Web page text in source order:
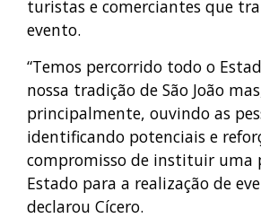
turistas e comerciantes que
evento.
“Temos percorrido todo o
nossa tradição de São João
principalmente, ouvindo as
identificando potenciais e
compromisso de instituir uma
Estado para a realização de
declarou Cícero.